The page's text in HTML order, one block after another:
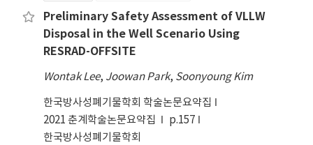
Preliminary Safety Assessment of VLLW
Disposal in the Well Scenario Using
RESRAD-OFFSITE
Wontak Lee, Joowan Park, Soonyoung Kim
한국방사성폐기물학회 학술논문요약집
2021 춘계학술논문요약집
p.157
한국방사성폐기물학회